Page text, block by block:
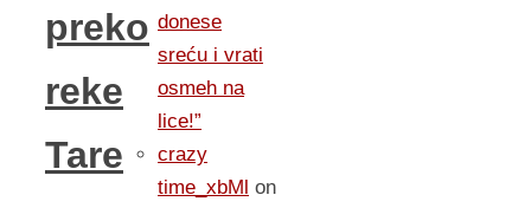
preko
reke
Tare
donese
sreću i vrati
osmeh na
lice!”
crazy
time_xbMl on